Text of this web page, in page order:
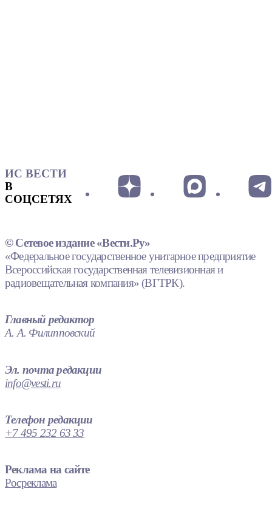
ИС ВЕСТИ
В
СОЦСЕТЯХ
© Сетевое издание «Вести.Ру»
«Федеральное государственное унитарное предприятие
Всероссийская государственная телевизионная и
радиовещательная компания» (ВГТРК).
Главный редактор
А. А. Филипповский
Эл. почта редакции
info@vesti.ru
Телефон редакции
+7 495 232 63 33
Реклама на сайте
Росреклама